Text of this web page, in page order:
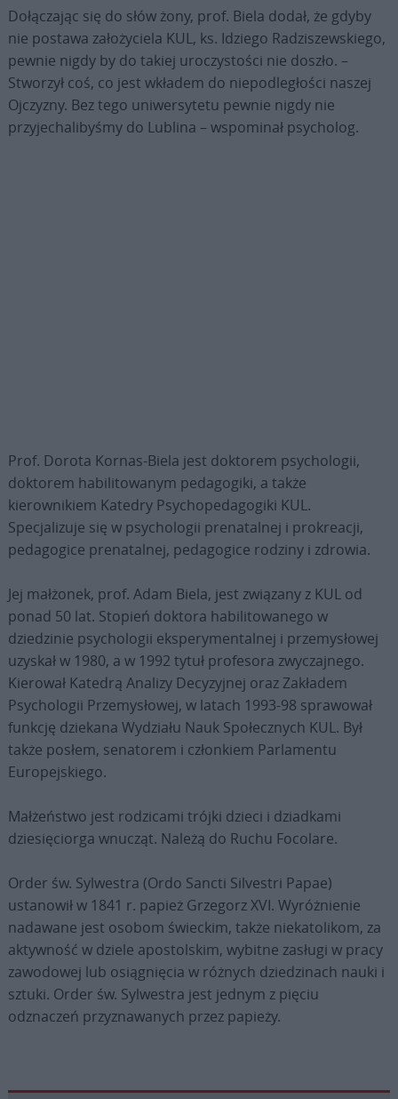
Dołączając się do słów żony, prof. Biela dodał, że gdyby
nie postawa założyciela KUL, ks. Idziego Radziszewskiego,
pewnie nigdy by do takiej uroczystości nie doszło. –
Stworzył coś, co jest wkładem do niepodległości naszej
Ojczyzny. Bez tego uniwersytetu pewnie nigdy nie
przyjechalibyśmy do Lublina – wspominał psycholog.
Prof. Dorota Kornas-Biela jest doktorem psychologii,
doktorem habilitowanym pedagogiki, a także
kierownikiem Katedry Psychopedagogiki KUL.
Specjalizuje się w psychologii prenatalnej i prokreacji,
pedagogice prenatalnej, pedagogice rodziny i zdrowia.
Jej małżonek, prof. Adam Biela, jest związany z KUL od
ponad 50 lat. Stopień doktora habilitowanego w
dziedzinie psychologii eksperymentalnej i przemysłowej
uzyskał w 1980, a w 1992 tytuł profesora zwyczajnego.
Kierował Katedrą Analizy Decyzyjnej oraz Zakładem
Psychologii Przemysłowej, w latach 1993-98 sprawował
funkcję dziekana Wydziału Nauk Społecznych KUL. Był
także posłem, senatorem i członkiem Parlamentu
Europejskiego.
Małżeństwo jest rodzicami trójki dzieci i dziadkami
dziesięciorga wnucząt. Należą do Ruchu Focolare.
Order św. Sylwestra (Ordo Sancti Silvestri Papae)
ustanowił w 1841 r. papież Grzegorz XVI. Wyróżnienie
nadawane jest osobom świeckim, także niekatolikom, za
aktywność w dziele apostolskim, wybitne zasługi w pracy
zawodowej lub osiągnięcia w różnych dziedzinach nauki i
sztuki. Order św. Sylwestra jest jednym z pięciu
odznaczeń przyznawanych przez papieży.